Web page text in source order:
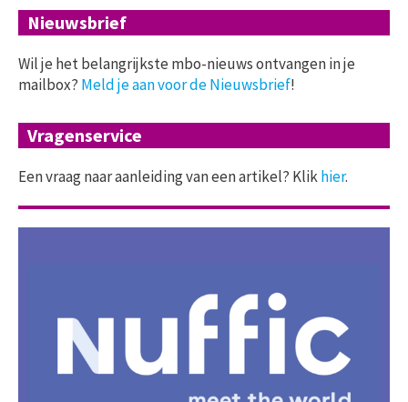
Nieuwsbrief
Wil je het belangrijkste mbo-nieuws ontvangen in je
mailbox? Meld je aan voor de Nieuwsbrief!
Vragenservice
Een vraag naar aanleiding van een artikel? Klikhier.